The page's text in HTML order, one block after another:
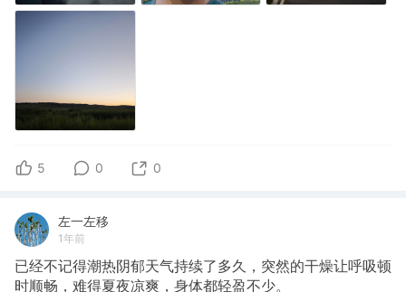
5 0 0
左一左移
1年前
已经不记得潮热阴郁天气持续了多久，突然的干燥让呼吸顿
时顺畅，难得夏夜凉爽，身体都轻盈不少。